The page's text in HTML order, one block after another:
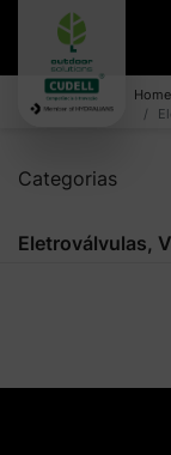
Home
Categorias
Eletroválvulas,